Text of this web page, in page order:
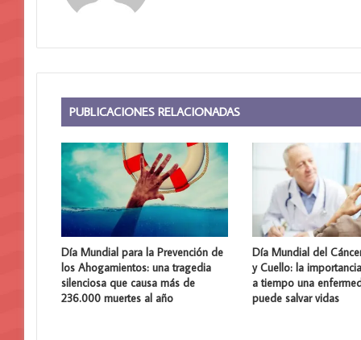
PUBLICACIONES RELACIONADAS
Día Mundial para la Prevención de
los Ahogamientos: una tragedia
silenciosa que causa más de
236.000 muertes al año
Día Mundial del
y Cuello: la
a tiempo una
puede salvar vidas